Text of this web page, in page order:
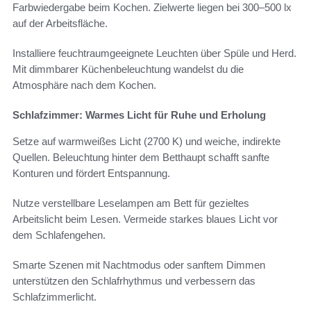
Farbwiedergabe beim Kochen. Zielwerte liegen bei 300–500 lx
auf der Arbeitsfläche.
Installiere feuchtraumgeeignete Leuchten über Spüle und Herd.
Mit dimmbarer Küchenbeleuchtung wandelst du die
Atmosphäre nach dem Kochen.
Schlafzimmer: Warmes Licht für Ruhe und Erholung
Setze auf warmweißes Licht (2700 K) und weiche, indirekte
Quellen. Beleuchtung hinter dem Betthaupt schafft sanfte
Konturen und fördert Entspannung.
Nutze verstellbare Leselampen am Bett für gezieltes
Arbeitslicht beim Lesen. Vermeide starkes blaues Licht vor
dem Schlafengehen.
Smarte Szenen mit Nachtmodus oder sanftem Dimmen
unterstützen den Schlafrhythmus und verbessern das
Schlafzimmerlicht.